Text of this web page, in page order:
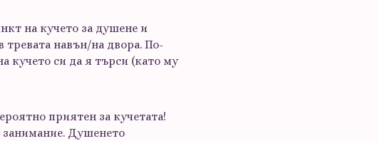
на кучето за душене и
навън/на двора. По-
кучето си да я търси (като му
приятен за кучетата!
занимание. Душенето